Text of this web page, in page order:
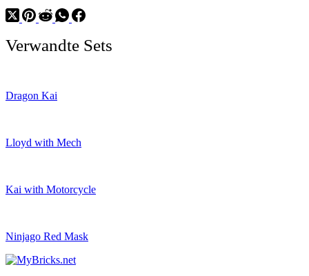
Verwandte Sets
Dragon Kai
Lloyd with Mech
Kai with Motorcycle
Ninjago Red Mask